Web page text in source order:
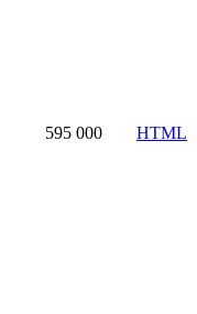
595 000 HTML